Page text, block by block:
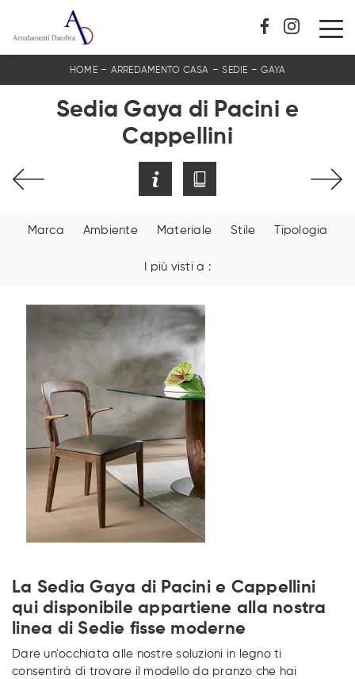
HOME- ARREDAMENTO CASA -SEDIE -GAYA
Sedia Gaya di Pacini e
Cappellini
Marca Ambiente Materiale Stile Tipologia
I più visti a :
La Sedia Gaya di Pacini e Cappellini
qui disponibile appartiene alla nostra
linea di Sedie fisse moderne
Dare un'occhiata alle nostre soluzioni in legno ti
consentirà di trovare il modello da pranzo che hai